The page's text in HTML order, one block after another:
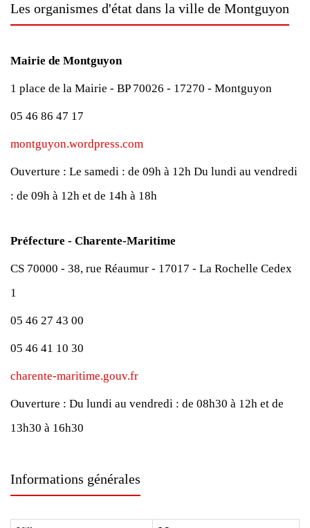
Les organismes d'état dans la ville de Montguyon
Mairie de Montguyon
1 place de la Mairie - BP 70026 - 17270 - Montguyon
05 46 86 47 17
montguyon.wordpress.com
Ouverture : Le samedi : de 09h à 12h Du lundi au vendredi
: de 09h à 12h et de 14h à 18h
Préfecture - Charente-Maritime
CS 70000 - 38, rue Réaumur - 17017 - La Rochelle Cedex
1
05 46 27 43 00
05 46 41 10 30
charente-maritime.gouv.fr
Ouverture : Du lundi au vendredi : de 08h30 à 12h et de
13h30 à 16h30
Informations générales